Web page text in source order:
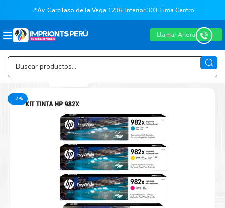
📍Av. Garcilaso de la Vega 1236, Interior 303, Lima Centro
Llamar Ahora
-2%